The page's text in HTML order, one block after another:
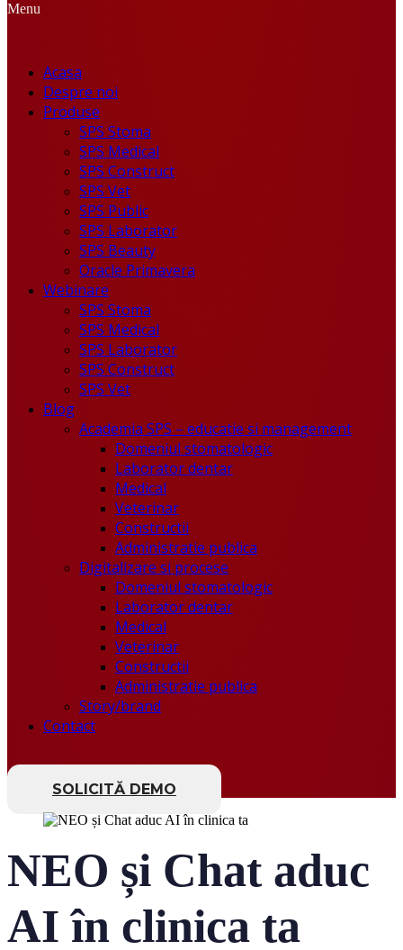
Menu
Acasa
Despre noi
Produse
SPS Stoma
SPS Medical
SPS Construct
SPS Vet
SPS Public
SPS Laborator
SPS Beauty
Oracle Primavera
Webinare
SPS Stoma
SPS Medical
SPS Laborator
SPS Construct
SPS Vet
Blog
Academia SPS – educatie si management
Domeniul stomatologic
Laborator dentar
Medical
Veterinar
Constructii
Administratie publica
Digitalizare si procese
Domeniul stomatologic
Laborator dentar
Medical
Veterinar
Constructii
Administratie publica
Story/brand
Contact
SOLICITĂ DEMO
NEO și Chat aduc
AI în clinica ta